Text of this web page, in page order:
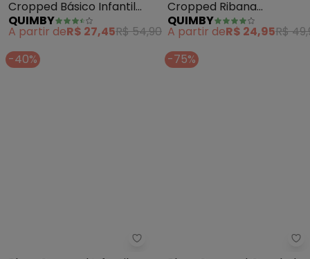
Cropped Básico Infantil
para Menina (Verde)
QUIMBY
A partir deR$ 27,45R$ 54,90
Cropped Ribana
Canelada Menina (Preto)
QUIMBY
A partir deR$ 24,95R$
-40%
-75%